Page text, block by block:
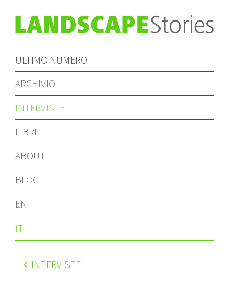
ULTIMO NUMERO
ARCHIVIO
INTERVISTE
LIBRI
ABOUT
BLOG
EN
IT
INTERVISTE